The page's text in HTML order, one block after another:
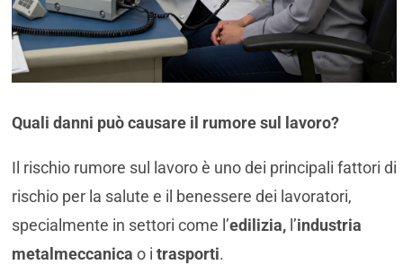
Quali danni può causare il rumore sul lavoro?
Il rischio rumore sul lavoro è uno dei principali fattori di
rischio per la salute e il benessere dei lavoratori,
specialmente in settori come l’edilizia, l’industria
metalmeccanica o i trasporti.